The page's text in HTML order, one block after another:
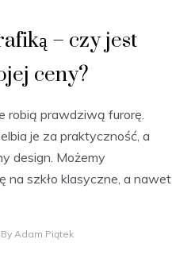
– czy jest
ceny?
robią prawdziwą furorę.
je za praktyczność, a
design. Możemy
na szkło klasyczne, a nawet
By Adam Piątek